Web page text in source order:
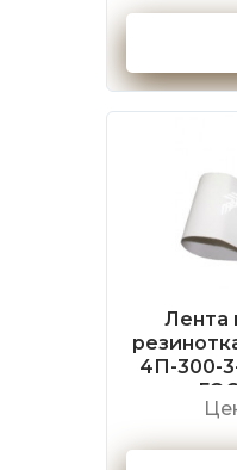
Лента
4П-300-